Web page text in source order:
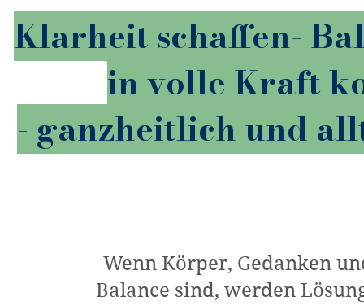
Klarheit schaffen-
in volle Kraft
- ganzheitlich und
Wenn Körper, Gedanken
Balance sind, werden